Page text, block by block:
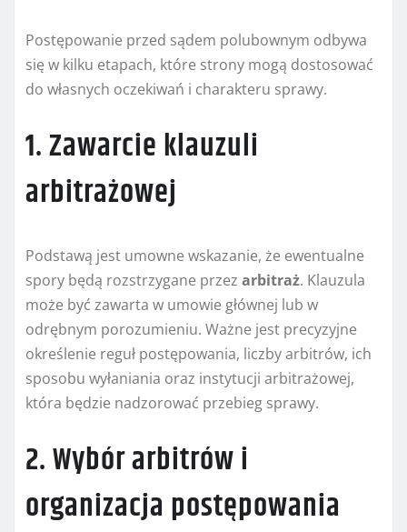
Postępowanie przed sądem polubownym odbywa
się w kilku etapach, które strony mogą dostosować
do własnych oczekiwań i charakteru sprawy.
1. Zawarcie klauzuli
arbitrażowej
Podstawą jest umowne wskazanie, że ewentualne
spory będą rozstrzygane przez arbitraż. Klauzula
może być zawarta w umowie głównej lub w
odrębnym porozumieniu. Ważne jest precyzyjne
określenie reguł postępowania, liczby arbitrów, ich
sposobu wyłaniania oraz instytucji arbitrażowej,
która będzie nadzorować przebieg sprawy.
2. Wybór arbitrów i
organizacja postępowania